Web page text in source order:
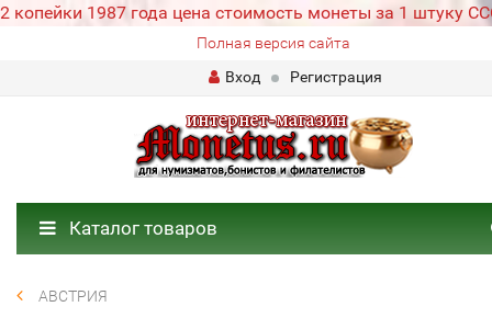
2 копейки 1987 года цена стоимость монеты за 1 штуку
Полная версия сайта
Вход
Регистрация
Каталог товаров
АВСТРИЯ